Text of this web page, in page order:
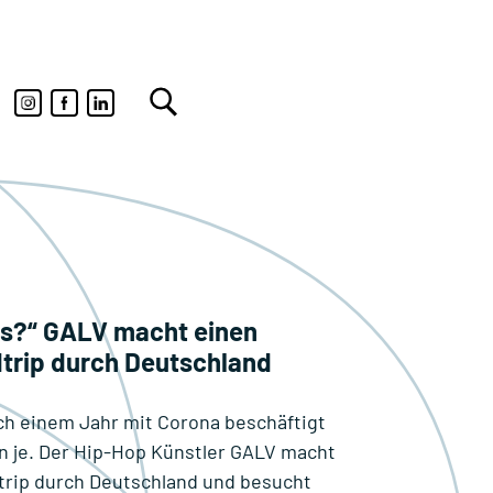
GALV macht einen
durch Deutschland
einem Jahr mit Corona beschäftigt
je. Der Hip-Hop Künstler GALV macht
durch Deutschland und besucht